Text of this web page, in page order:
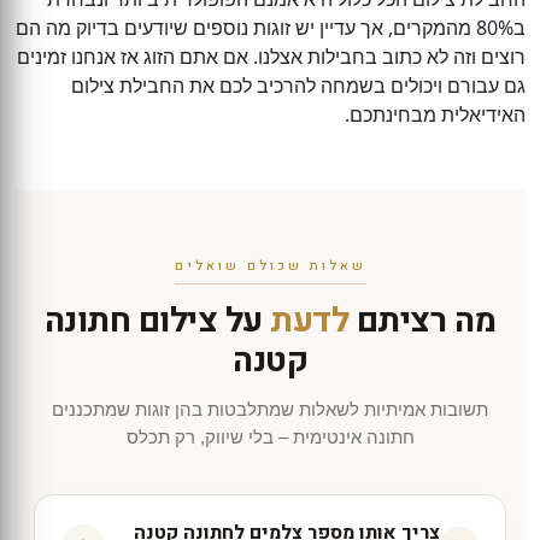
ב80% מהמקרים, אך עדיין יש זוגות נוספים שיודעים בדיוק מה הם
רוצים וזה לא כתוב בחבילות אצלנו. אם אתם הזוג אז אנחנו זמינים
גם עבורם ויכולים בשמחה להרכיב לכם את החבילת צילום
האידיאלית מבחינתכם.
שאלות שכולם שואלים
מה רציתםלדעתעל צילום חתונה
קטנה
תשובות אמיתיות לשאלות שמתלבטות בהן זוגות שמתכננים
חתונה אינטימית – בלי שיווק, רק תכלס
צריך אותו מספר צלמים לחתונה קטנה